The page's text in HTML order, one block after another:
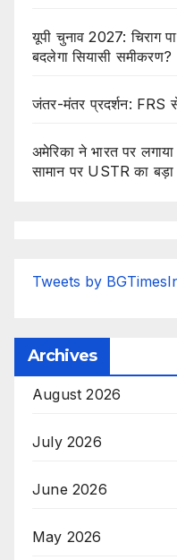
यूपी चुनाव 2027: चिराग
बदलेगा सियासी समीकरण?
जंतर-मंतर प्रदर्शन: FRS
अमेरिका ने भारत पर
सामान पर USTR का
Tweets by
Archives
August 2026
July 2026
June 2026
May 2026